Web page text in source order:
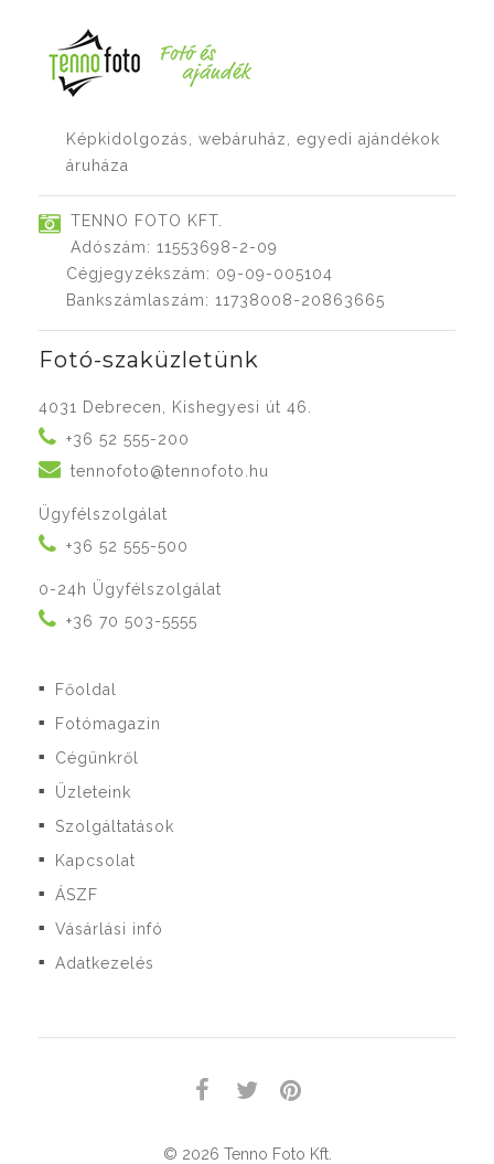
Képkidolgozás, webáruház, egyedi ajándékok
áruháza
TENNO FOTO KFT.
Adószám: 11553698-2-09
Cégjegyzékszám: 09-09-005104
Bankszámlaszám: 11738008-20863665
Fotó-szaküzletünk
4031 Debrecen, Kishegyesi út 46.
+36 52 555-200
tennofoto@tennofoto.hu
Ügyfélszolgálat
+36 52 555-500
0-24h Ügyfélszolgálat
+36 70 503-5555
■ Főoldal
■ Fotómagazin
■ Cégünkről
■ Üzleteink
■ Szolgáltatások
■ Kapcsolat
■ ÁSZF
■ Vásárlási infó
■ Adatkezelés
© 2026 Tenno Foto Kft.